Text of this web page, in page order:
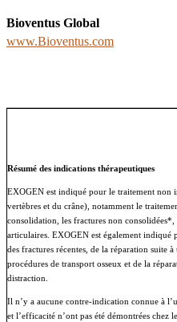
Bioventus Global
www.Bioventus.com
Résumé des indications thérapeutiques
EXOGEN est indiqué pour le traitement non
vertèbres et du crâne), notamment le
consolidation, les fractures non
articulaires. EXOGEN est également indiqué
des fractures récentes, de la réparation suite
procédures de transport osseux et de la
distraction.
Il n’y a aucune contre-indication connue à
et l’efficacité n’ont pas été démontrées chez